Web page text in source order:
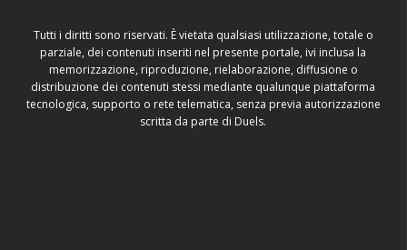
Tutti i diritti sono riservati. È vietata qualsiasi utilizzazione, totale o
parziale, dei contenuti inseriti nel presente portale, ivi inclusa la
memorizzazione, riproduzione, rielaborazione, diffusione o
distribuzione dei contenuti stessi mediante qualunque piattaforma
tecnologica, supporto o rete telematica, senza previa autorizzazione
scritta da parte di Duels.